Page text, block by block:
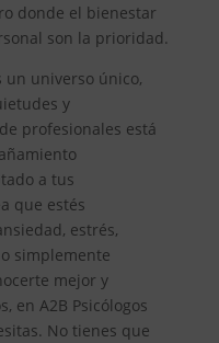
donde el bienestar
son la prioridad.
un universo único,
y
profesionales está
a tus
que estés
estrés,
simplemente
mejor y
en A2B Psicólogos
No tienes que